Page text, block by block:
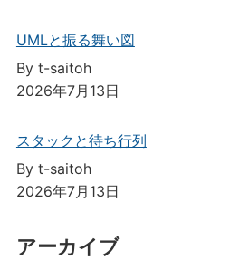
UMLと振る舞い図
By t-saitoh
2026年7月13日
スタックと待ち行列
By t-saitoh
2026年7月13日
アーカイブ